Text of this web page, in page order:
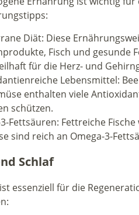
Diät: Diese
Fisch und gesunde
für die Herz- und
Lebensmittel:
enthalten viele
schützen.
Fettsäuren: Fettreiche
sind reich an Omega-3-
Schlaf
essenziell für die